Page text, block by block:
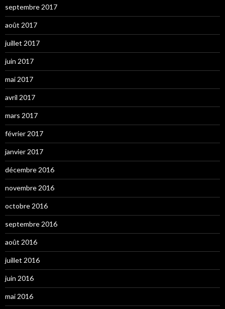
septembre 2017
août 2017
juillet 2017
juin 2017
mai 2017
avril 2017
mars 2017
février 2017
janvier 2017
décembre 2016
novembre 2016
octobre 2016
septembre 2016
août 2016
juillet 2016
juin 2016
mai 2016